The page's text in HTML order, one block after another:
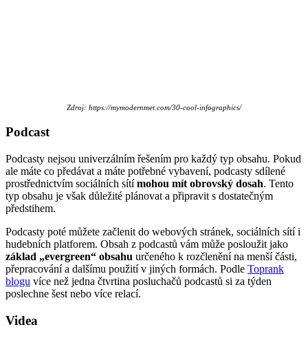
Zdroj: https://mymodernmet.com/30-cool-infographics/
Podcast
Podcasty nejsou univerzálním řešením pro každý typ obsahu. Pokud
ale máte co předávat a máte potřebné vybavení, podcasty sdílené
prostřednictvím sociálních sítímohou mít obrovský dosah. Tento
typ obsahu je však důležité plánovat a připravit s dostatečným
předstihem.
Podcasty poté můžete začlenit do webových stránek, sociálních sítí i
hudebních platforem. Obsah z podcastů vám může posloužit jako
základ „evergreen“ obsahu určeného k rozčlenění na menší části,
přepracování a dalšímu použití v jiných formách. Podle Toprank
blogu více než jedna čtvrtina posluchačů podcastů si za týden
poslechne šest nebo více relací.
Videa